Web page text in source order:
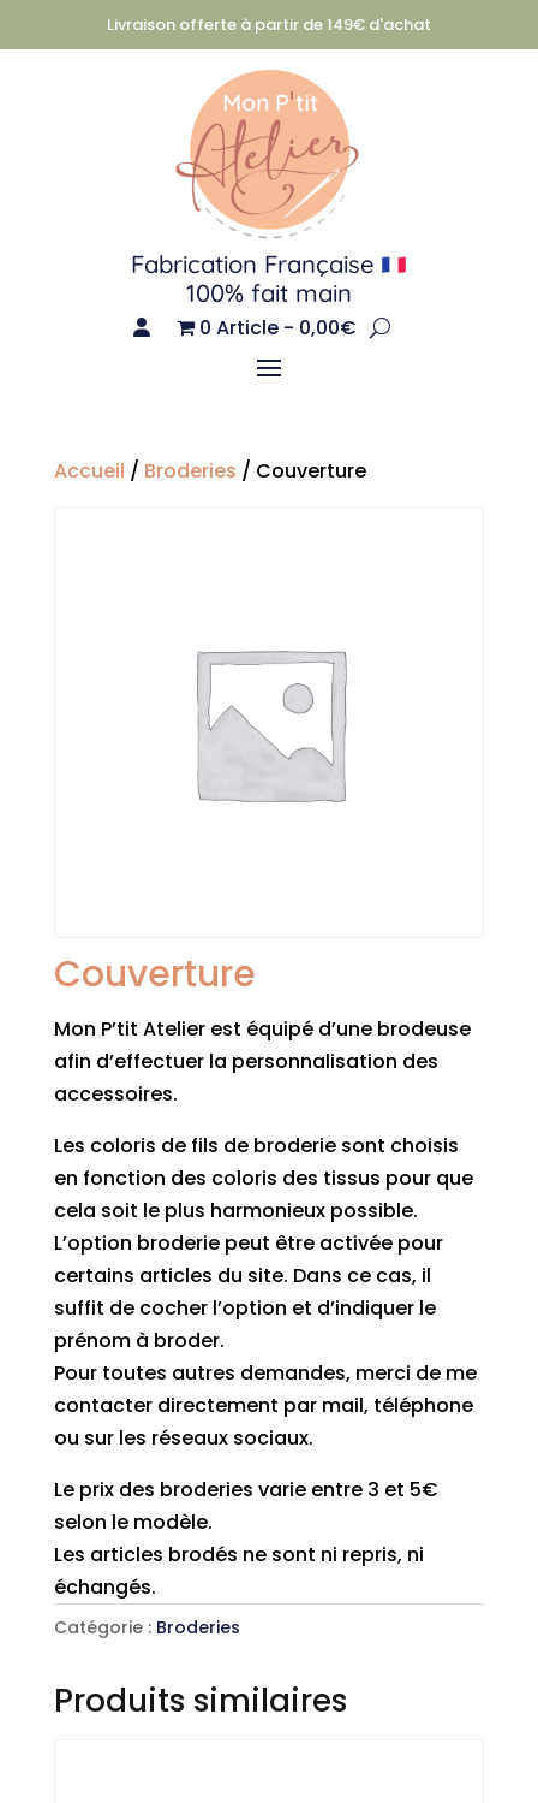
Livraison offerte à partir de 149€ d'achat
Fabrication Française
100% fait main
0 Article 0,00€
Accueil / Broderies / Couverture
Couverture
Mon P’tit Atelier est équipé d’une brodeuse
afin d’effectuer la personnalisation des
accessoires.
Les coloris de fils de broderie sont choisis
en fonction des coloris des tissus pour que
cela soit le plus harmonieux possible.
L’option broderie peut être activée pour
certains articles du site. Dans ce cas, il
suffit de cocher l’option et d’indiquer le
prénom à broder.
Pour toutes autres demandes, merci de me
contacter directement par mail, téléphone
ou sur les réseaux sociaux.
Le prix des broderies varie entre 3 et 5€
selon le modèle.
Les articles brodés ne sont ni repris, ni
échangés.
Catégorie : Broderies
Produits similaires